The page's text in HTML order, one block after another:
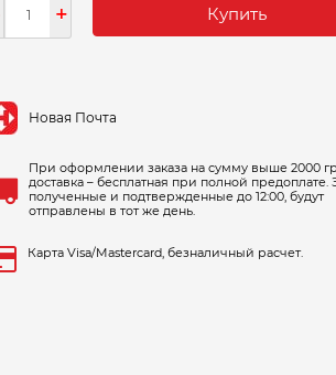
+ Купить
Новая Почта
При оформлении заказа на сумму выше 2000
доставка – бесплатная при полной предоплате.
полученные и подтвержденные до 12:00, будут
отправлены в тот же день.
Карта Visa/Mastercard, безналичный расчет.